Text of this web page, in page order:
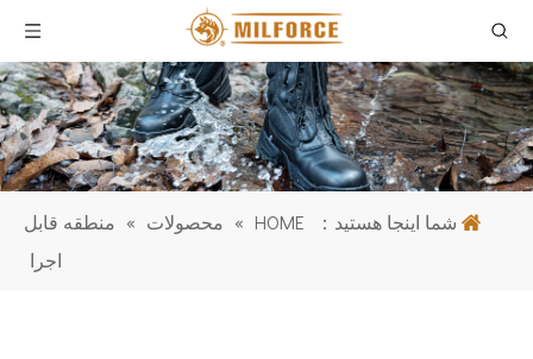
شما اینجا هستید： HOME
» محصولات » منطقه قابل
اجرا